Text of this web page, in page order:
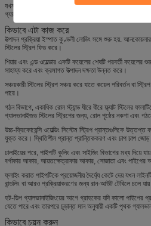
যখন এটি লক্ষ্য বাজার, ক্রেতাকে প্রয়োজনীয় পাইপের মান,
গ্যালভানাইজিং প্রয়োজন কিনা তা নিশ্চিত করতে হবে।
কিভাবে এটা কাজ করে
উত্পাদন প্রক্রিয়া ইস্পাত কুণ্ডলী লোডিং সঙ্গে শুরু হয়.
স্টিলের স্ট্রিপ ফিড করে।
শিয়ার এবং এন্ড ওয়েল্ডার একটি কয়েলের শেষটি পরবর্তী
সাহায্য করে এবং ক্রমাগত উত্পাদন দক্ষতা উন্নত করে।
সঞ্চয়কারী স্টিলের স্ট্রিপ সঞ্চয় করে যাতে কয়েল পরিবর্তন বা
পারে।
গঠন বিভাগে, একাধিক রোল স্ট্যান্ড ধীরে ধীরে ফ্ল্যাট স্টিলের
গ্যালভানাইজড স্টিলের স্ট্রিপের জন্য, রোল পৃষ্ঠের নকশা এবং
উচ্চ-ফ্রিকোয়েন্সি ওয়েল্ডিং সিস্টেম স্ট্রিপ প্রান্তগুলিকে উত্তপ্ত
যুক্ত করে। স্থিতিশীল প্রান্ত প্রান্তিককরণ এবং চাপ চাপ জোড়
ঢালাইয়ের পরে, পাইপটি কুলিং এবং সাইজিং বিভাগের মধ্য দিয়ে
বর্গাকার আকার, আয়তক্ষেত্রাকার আকার, সোজাতা এবং পাইপের
ফ্লাইং করাত পাইপটিকে প্রয়োজনীয় দৈর্ঘ্যে কেটে দেয় যখন
বান্ডলিং বা আরও প্রক্রিয়াকরণের জন্য রান-আউট টেবিলে চলে
হট-ডিপ গ্যালভানাইজিংয়ের আগে গ্রাহকের যদি কালো পাইপের
যেতে পারে এবং তারপরে চূড়ান্ত মান অনুযায়ী একটি পৃথক
কিভাবে চয়ন করুন